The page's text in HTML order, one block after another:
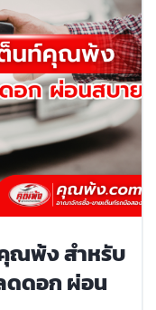
ณพ้ง สำหรับ
ดดอก ผ่อน